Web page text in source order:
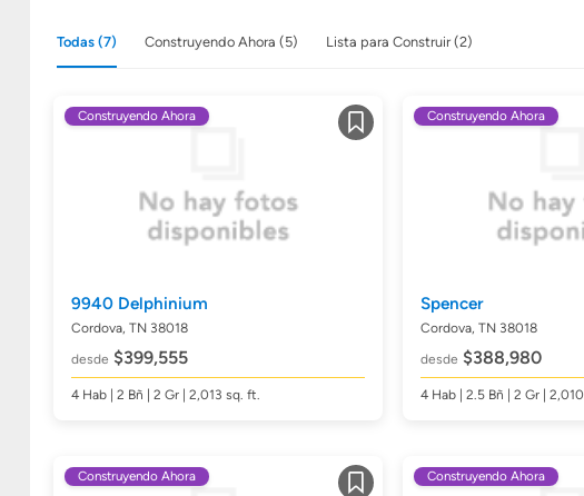
Todas (7) Construyendo Ahora (5) Lista para Construir (2)
Guardar
Construyendo Ahora
9940 Delphinium
Cordova, TN 38018
desde $399,555
4 Hab | 2 Bñ | 2 Gr | 2,013 sq. ft.
Construyendo Ahora
Spencer
Cordova, TN 38018
desde $388,980
4 Hab| 2.5 Bñ | 2 Gr | 2,010
Construyendo Ahora Construyendo Ahora